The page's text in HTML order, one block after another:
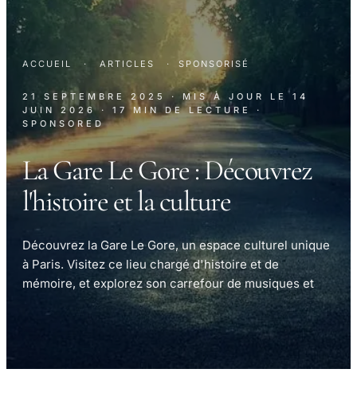
ACCUEIL · ARTICLES · SPONSORISÉ
21 SEPTEMBRE 2025 · MIS À JOUR LE 14
JUIN 2026 · 17 MIN DE LECTURE
·
SPONSORED
La Gare Le Gore : Découvrez
l'histoire et la culture
Découvrez la Gare Le Gore, un espace culturel unique
à Paris. Visitez ce lieu chargé d'histoire et de
mémoire, et explorez son carrefour de musiques et